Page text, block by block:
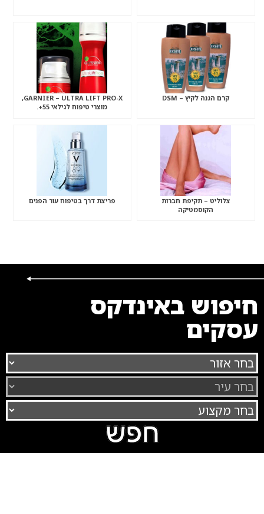
קרם הגנה לקיץ – DSM
GARNIER – ULTRA LIFT PRO-X,
מוצרי טיפוח לגילאי 55+.
צלוליט – תקיפת חברות
הקוסמטיקה
פריצת דרך בטיפוח עור הפנים
חיפוש באינדקס
עסקים